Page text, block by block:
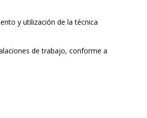
y utilización de la técnica
de trabajo, conforme a